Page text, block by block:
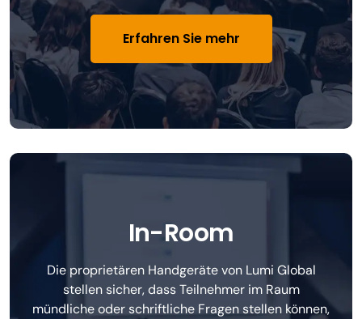
Erfahren Sie mehr
In-Room
Die proprietären Handgeräte von Lumi Global
stellen sicher, dass Teilnehmer im Raum
mündliche oder schriftliche Fragen stellen können,